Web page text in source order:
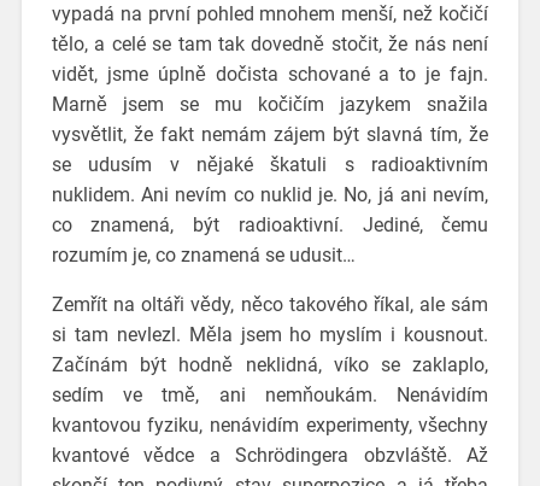
vypadá na první pohled mnohem menší, než kočičí
tělo, a celé se tam tak dovedně stočit, že nás není
vidět, jsme úplně dočista schované a to je fajn.
Marně jsem se mu kočičím jazykem snažila
vysvětlit, že fakt nemám zájem být slavná tím, že
se udusím v nějaké škatuli s radioaktivním
nuklidem. Ani nevím co nuklid je. No, já ani nevím,
co znamená, být radioaktivní. Jediné, čemu
rozumím je, co znamená se udusit…
Zemřít na oltáři vědy, něco takového říkal, ale sám
si tam nevlezl. Měla jsem ho myslím i kousnout.
Začínám být hodně neklidná, víko se zaklaplo,
sedím ve tmě, ani nemňoukám. Nenávidím
kvantovou fyziku, nenávidím experimenty, všechny
kvantové vědce a Schrödingera obzvláště. Až